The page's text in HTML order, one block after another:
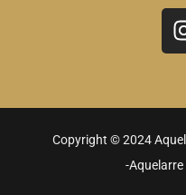
Copyright © 2024
-Aquelarre